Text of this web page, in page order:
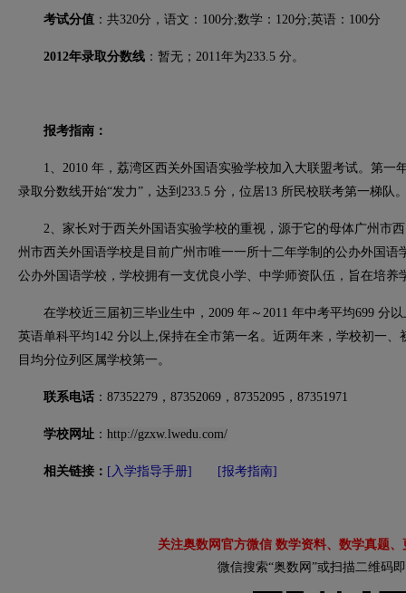
考试分值 ：共320分，语文：100分;数学：120分;英语：100分
2012年录取分数线 ：暂无；2011年为233.5 分。
报考指南：
1、2010 年，荔湾区西关外国语实验学校加入大联盟考试。第一
录取分数线开始“发力”，达到233.5 分，位居13 所民校联考第一梯
2、家长对于西关外国语实验学校的重视，源于它的母体广州市西
州市西关外国语学校是目前广州市唯一一所十二年学制的公办外国
公办外国语学校，学校拥有一支优良小学、中学师资队伍，旨在培养
在学校近三届初三毕业生中，2009 年～2011 年中考平均699 分
英语单科平均142 分以上,保持在全市第一名。近两年来，学校初一
目均分位列区属学校第一。
联系电话 ：87352279，87352069，87352095，87351971
学校网址 ： http://gzxw.lwedu.com/
相关链接： [ 入学指导手册] [报考指南]
关注奥数网官方微信 数学资料、数学真题
微信搜索“奥数网”或扫描二维码